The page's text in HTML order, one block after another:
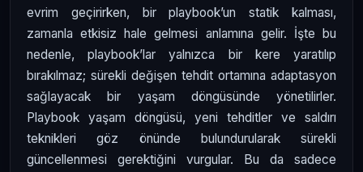
evrim geçirirken, bir playbook’un statik kalması,
zamanla etkisiz hale gelmesi anlamına gelir. İşte bu
nedenle, playbook’lar yalnızca bir kere yaratılıp
bırakılmaz; sürekli değişen tehdit ortamına adaptasyon
sağlayacak bir yaşam döngüsünde yönetilirler.
Playbook yaşam döngüsü, yeni tehditler ve saldırı
teknikleri göz önünde bulundurularak sürekli
güncellenmesi gerektiğini vurgular. Bu da sadece